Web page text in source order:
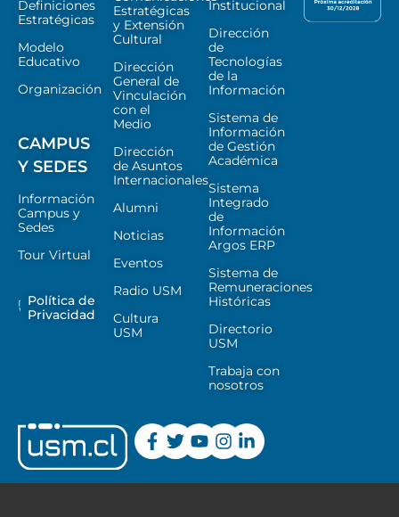
Definiciones
Estratégicas
Modelo
Educativo
Organización
CAMPUS
Y SEDES
Información
Campus y
Sedes
Tour Virtual
Política de
Privacidad
Estratégicas
y Extensión
Cultural
Dirección
General de
Vinculación
con el
Medio
Dirección
de Asuntos
Internacionales
Alumni
Noticias
Eventos
Radio USM
Cultura
USM
Institucional
Dirección
de
Tecnologías
de la
Información
Sistema de
Información
de Gestión
Académica
Sistema
Integrado
de
Información
Argos ERP
Sistema de
Remuneraciones
Históricas
Directorio
USM
Trabaja con
nosotros